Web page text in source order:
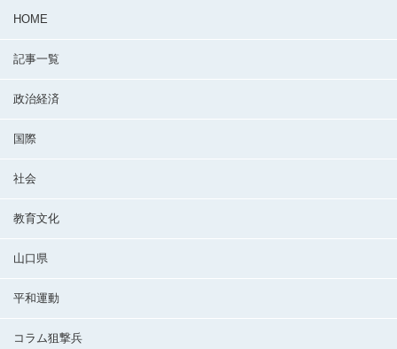
HOME
記事一覧
政治経済
国際
社会
教育文化
山口県
平和運動
コラム狙撃兵